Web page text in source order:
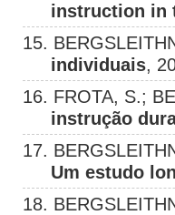
instruction in
15.
individuais,
16. FROTA, S.;
instrução
17.
Um estudo
18.